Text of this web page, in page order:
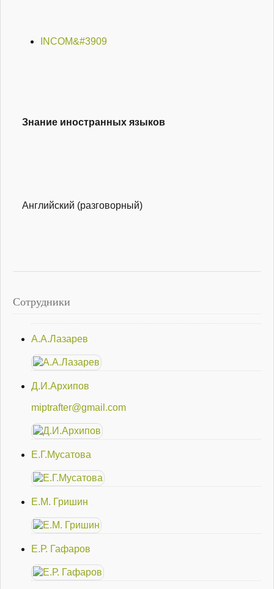
INCOM&#3909
Знание иностранных языков
Английский (разговорный)
Сотрудники
А.А.Лазарев
Д.И.Архипов
miptrafter@gmail.com
Е.Г.Мусатова
Е.М. Гришин
Е.Р. Гафаров